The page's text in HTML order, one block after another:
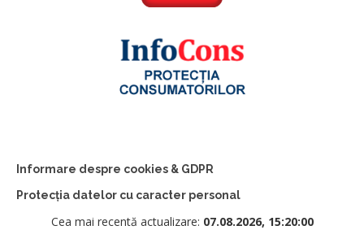
Informare despre cookies & GDPR
Protecția datelor cu caracter personal
Cea mai recentă actualizare: 07.08.2026, 15:20:00